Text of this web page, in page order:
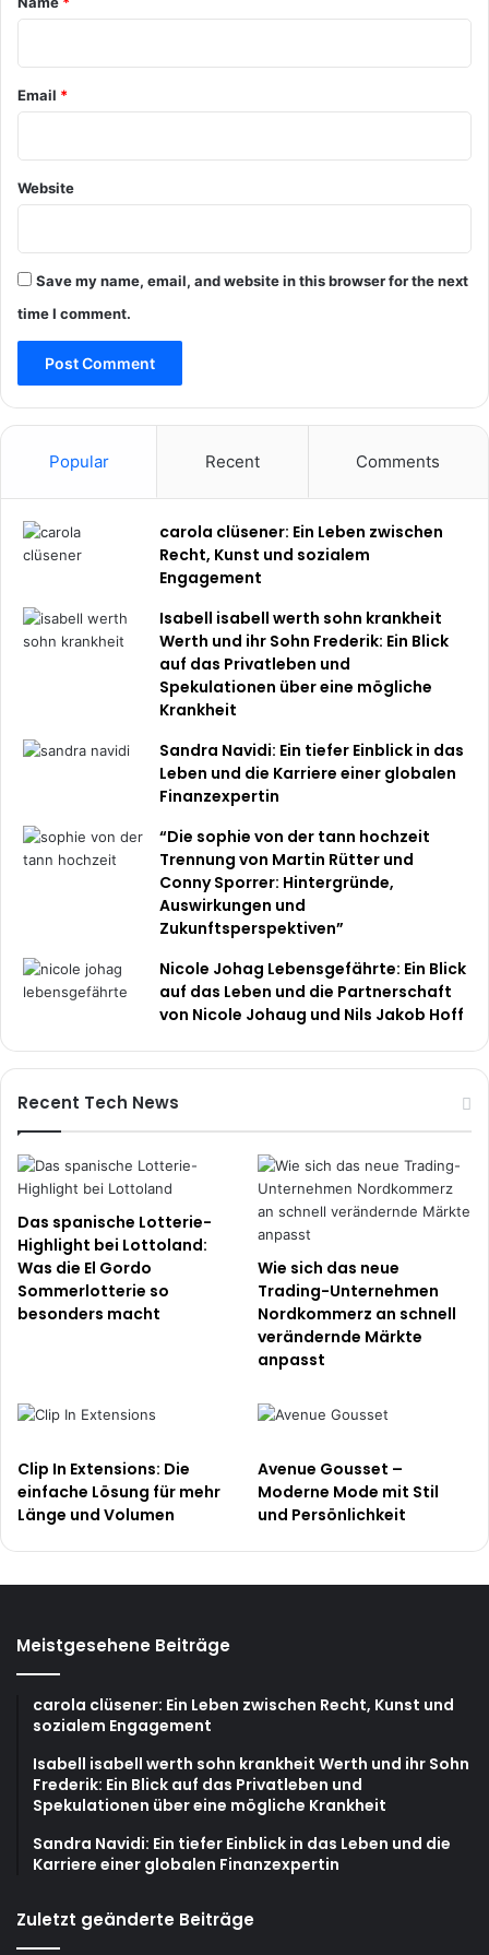
Email *
Website
Save my name, email, and website in this browser for the next
time I comment.
Popular Recent Comments
carola clüsener: Ein Leben zwischen
Recht, Kunst und sozialem
Engagement
Isabell isabell werth sohn krankheit
Werth und ihr Sohn Frederik: Ein Blick
auf das Privatleben und
Spekulationen über eine mögliche
Krankheit
Sandra Navidi: Ein tiefer Einblick in das
Leben und die Karriere einer globalen
Finanzexpertin
“Die sophie von der tann hochzeit
Trennung von Martin Rütter und
Conny Sporrer: Hintergründe,
Auswirkungen und
Zukunftsperspektiven”
Nicole Johag Lebensgefährte: Ein Blick
auf das Leben und die Partnerschaft
von Nicole Johaug und Nils Jakob Hoff
Recent Tech News
Das spanische Lotterie-
Highlight bei Lottoland:
Was die El Gordo
Sommerlotterie so
besonders macht
Wie sich das neue
Trading-Unternehmen
Nordkommerz an schnell
verändernde Märkte
anpasst
Clip In Extensions: Die
einfache Lösung für mehr
Länge und Volumen
Avenue Gousset –
Moderne Mode mit Stil
und Persönlichkeit
Meistgesehene Beiträge
carola clüsener: Ein Leben zwischen Recht, Kunst und
sozialem Engagement
Isabell isabell werth sohn krankheit Werth und ihr Sohn
Frederik: Ein Blick auf das Privatleben und
Spekulationen über eine mögliche Krankheit
Sandra Navidi: Ein tiefer Einblick in das Leben und die
Karriere einer globalen Finanzexpertin
Zuletzt geänderte Beiträge